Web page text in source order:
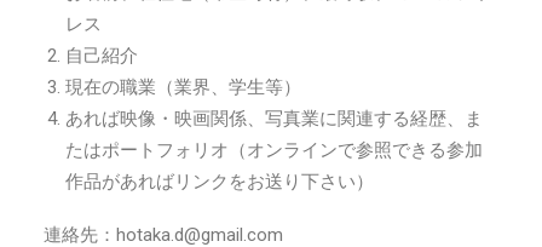
レス
自己紹介
現在の職業（業界、学生等）
あれば映像・映画関係、写真業に関連する経歴、ま
たはポートフォリオ（オンラインで参照できる参加
作品があればリンクをお送り下さい）
連絡先：hotaka.d@gmail.com